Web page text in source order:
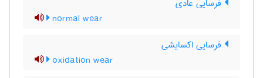
فرسایی عادی
normal wear
فرسایی اکسایشی
oxidation wear